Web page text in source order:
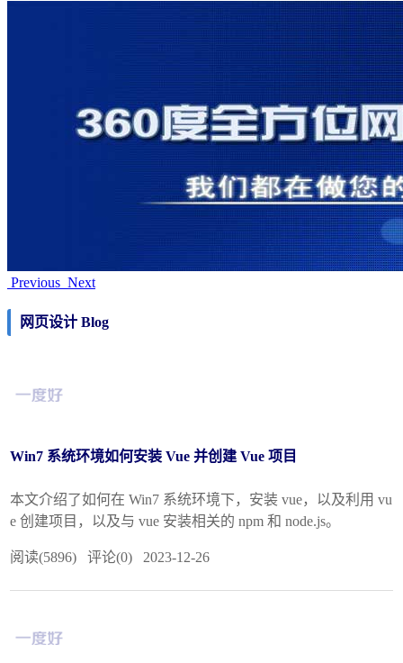
Previous Next
网页设计 Blog
Win7 系统环境如何安装 Vue 并创建 Vue 项目
本文介绍了如何在 Win7 系统环境下，安装 vue，以及利用 vu
e 创建项目，以及与 vue 安装相关的 npm 和 node.js。
阅读(5896) 评论(0) 2023-12-26